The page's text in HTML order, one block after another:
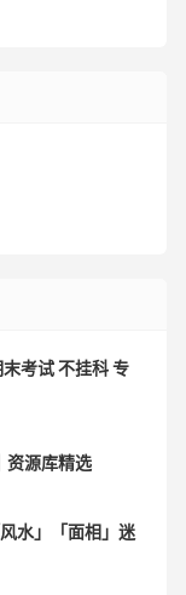
考试 不挂科 专
资源库精选
水」「面相」迷